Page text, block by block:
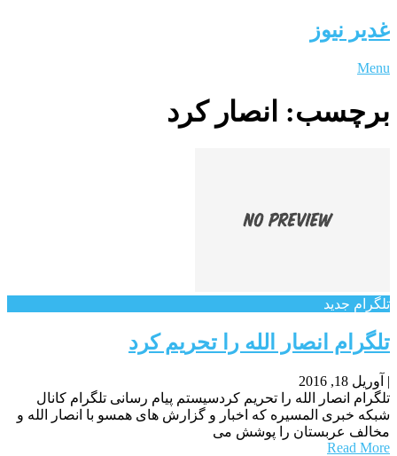
غدیر نیوز
Menu
برچسب: انصار کرد
تلگرام جدید
تلگرام انصار الله را تحریم کرد
| آوریل 18, 2016
تلگرام انصار الله را تحریم کردسیستم پیام رسانی تلگرام کانال
شبکه خبری المسیره که اخبار و گزارش های همسو با انصار الله و
مخالف عربستان را پوشش می
Read More